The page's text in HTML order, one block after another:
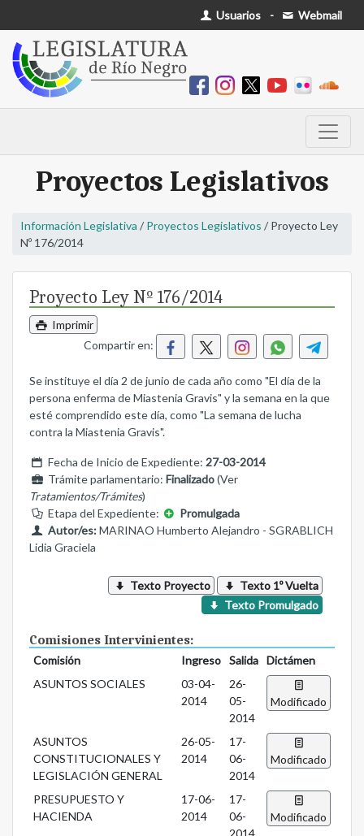
Usuarios - Webmail
Proyectos Legislativos
Información Legislativa / Proyectos Legislativos / Proyecto Ley
Nº 176/2014
Proyecto Ley Nº 176/2014
Imprimir
Compartir en:
Se instituye el día 2 de junio de cada año como "El día de la
persona enferma de Miastenia Gravis" y la semana en la que
esté comprendido este día, como "La semana de lucha
contra la Miastenia Gravis".
Fecha de Inicio de Expediente: 27-03-2014
Trámite parlamentario: Finalizado(Ver
Tratamientos/Trámites)
Etapa del Expediente:
Promulgada
Autor/es:MARINAO Humberto Alejandro - SGRABLICH
Lidia Graciela
Texto Proyecto
Texto 1º Vuelta
Texto Promulgado
Comisiones Intervinientes:
Comisión Ingreso Salida
Dictámen
ASUNTOS SOCIALES
03-04-
2014
26-
05-
2014
Modificado
ASUNTOS
CONSTITUCIONALES Y
LEGISLACIÓN GENERAL
26-05-
2014
17-
06-
2014
Modificado
PRESUPUESTO Y
HACIENDA
17-06-
2014
17-
06-
Modificado